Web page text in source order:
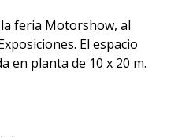
feria Motorshow, al
El espacio
en planta de 10 x 20 m.